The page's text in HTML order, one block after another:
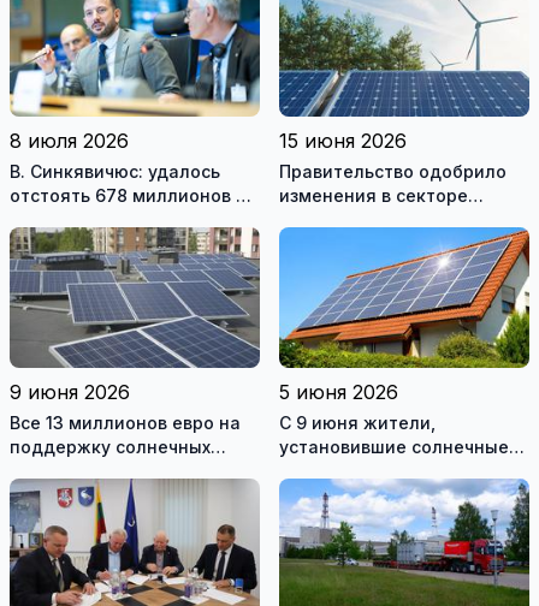
8 июля 2026
В. Синкявичюс: удалось
отстоять 678 миллионов на
15 июня 2026
Правительство одобрило
изменения в секторе
9 июня 2026
Все 13 миллионов евро на
поддержку солнечных
за один день
5 июня 2026
С 9 июня жители,
установившие солнечные
подавать заявки на
получение поддержки